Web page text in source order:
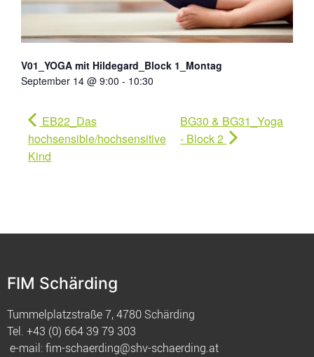
V01_YOGA mit Hildegard_Block 1_Montag
September 14 @ 9:00 - 10:30
EB22_Das
hochsensible/hochsensitive
Kind
BG30 & BG31_Yoga
- Block 2
FIM Schärding
Tummelplatzstraße 7, 4780 Schärding
Tel. +43 (0) 664 39 79 303
e-mail:fim-schaerding@shv-schaerding.at